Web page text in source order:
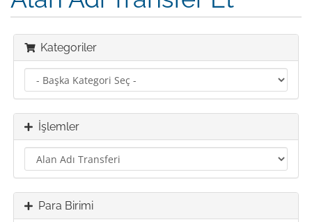
Kategoriler
İşlemler
Para Birimi